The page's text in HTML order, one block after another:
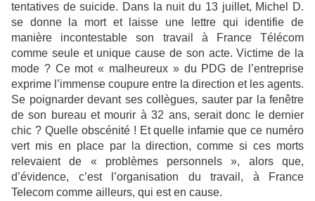
tentatives de suicide. Dans la nuit du 13 juillet, Michel D.
se donne la mort et laisse une lettre qui identifie de
manière incontestable son travail à France Télécom
comme seule et unique cause de son acte. Victime de la
mode ? Ce mot « malheureux » du PDG de l’entreprise
exprime l’immense coupure entre la direction et les agents.
Se poignarder devant ses collègues, sauter par la fenêtre
de son bureau et mourir à 32 ans, serait donc le dernier
chic ? Quelle obscénité ! Et quelle infamie que ce numéro
vert mis en place par la direction, comme si ces morts
relevaient de « problèmes personnels », alors que,
d’évidence, c’est l’organisation du travail, à France
Telecom comme ailleurs, qui est en cause.